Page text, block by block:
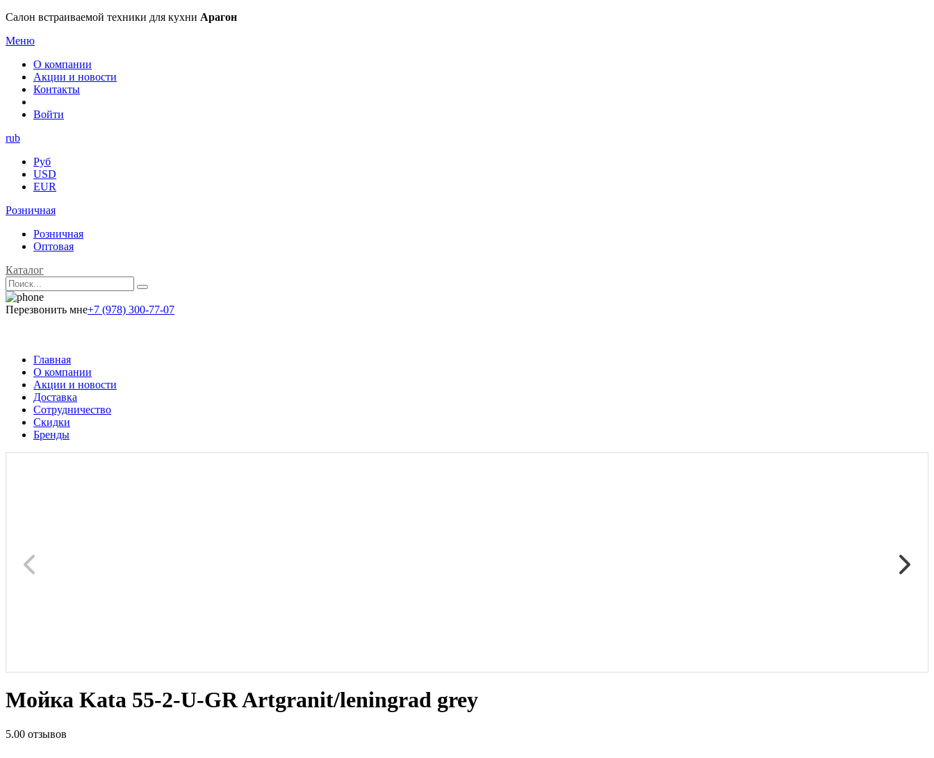
Салон встраиваемой техники для кухни Арагон
Меню
О компании
Акции и новости
Контакты
Войти
rub
Руб
USD
EUR
Розничная
Розничная
Оптовая
Каталог
Перезвонить мне+7 (978) 300-77-07
Главная
О компании
Акции и новости
Доставка
Сотрудничество
Скидки
Бренды
Мойка Kata 55-2-U-GR Artgranit/leningrad grey
5.00 отзывов